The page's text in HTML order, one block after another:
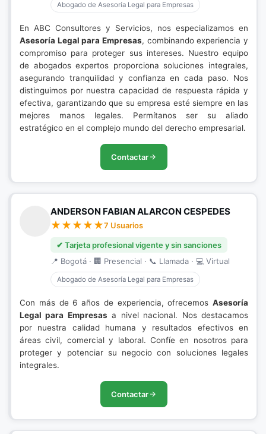
Abogado de Asesoría Legal para Empresas
En ABC Consultores y Servicios, nos especializamos en
Asesoría Legal para Empresas, combinando experiencia y
compromiso para proteger sus intereses. Nuestro equipo
de abogados expertos proporciona soluciones integrales,
asegurando tranquilidad y confianza en cada paso. Nos
distinguimos por nuestra capacidad de respuesta rápida y
efectiva, garantizando que su empresa esté siempre en las
mejores manos legales. Permítanos ser su aliado
estratégico en el complejo mundo del derecho empresarial.
Contactar
ANDERSON FABIAN ALARCON CESPEDES
7 Usuarios
✔ Tarjeta profesional vigente y sin sanciones
📍 Bogotá · 🏢 Presencial · 📞 Llamada · 💻 Virtual
Abogado de Asesoría Legal para Empresas
Con más de 6 años de experiencia, ofrecemos Asesoría
Legal para Empresas a nivel nacional. Nos destacamos
por nuestra calidad humana y resultados efectivos en
áreas civil, comercial y laboral. Confíe en nosotros para
proteger y potenciar su negocio con soluciones legales
integrales.
Contactar